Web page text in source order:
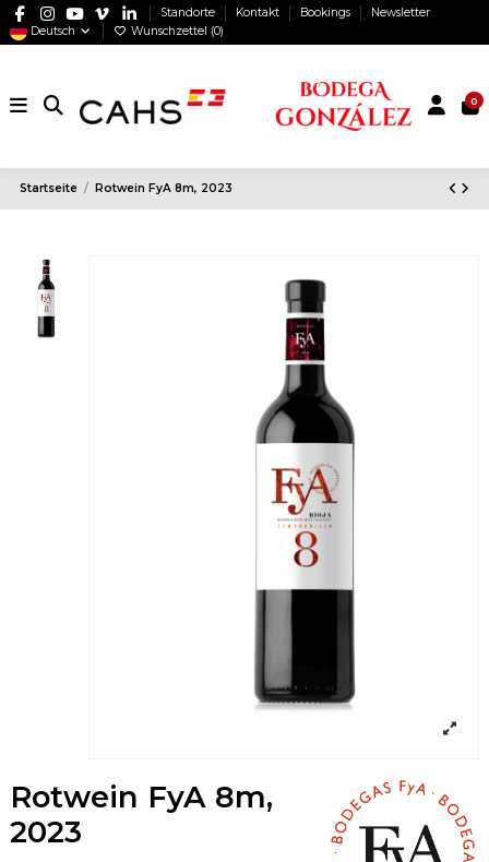
Standorte Kontakt Bookings
Newsletter
Deutsch
Wunschzettel (0)
0
Startseite Rotwein FyA 8m, 2023
Rotwein FyA 8m,
2023